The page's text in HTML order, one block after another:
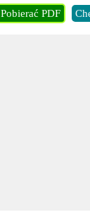
Pobierać PDF